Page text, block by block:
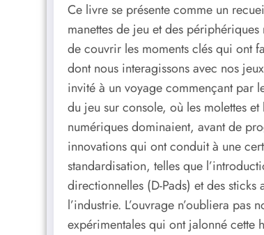
Ce livre se présente comme un
manettes de jeu et des
de couvrir les moments clés qui ont
dont nous interagissons avec nos
invité à un voyage commençant par
du jeu sur console, où les molettes et
numériques dominaient, avant de
innovations qui ont conduit à une
standardisation, telles que
directionnelles (D-Pads) et des
l’industrie. L’ouvrage n’oubliera pas
expérimentales qui ont jalonné cette